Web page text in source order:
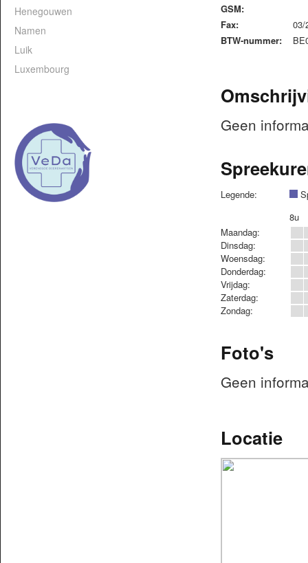
Henegouwen
Namen
Luik
Luxembourg
GSM:
Fax:
BTW-nummer:
Geen
Legende:
8u
Maandag:
Dinsdag:
Woensdag:
Donderdag:
Vrijdag:
Zaterdag:
Zondag:
Foto's
Geen
Locatie